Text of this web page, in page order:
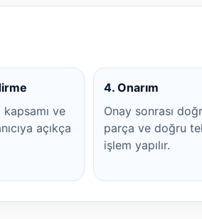
ve
açıkça
4. Onarım
Onay sonrası
parça ve doğru
işlem yapılır.